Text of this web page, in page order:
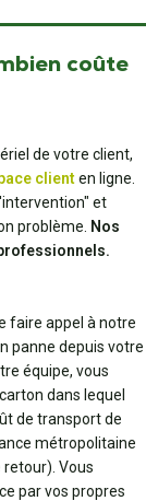
coûte
de votre client,
clienten ligne.
et
problème. Nos
faire appel à notre
panne depuis votre
équipe, vous
dans lequel
de transport de
métropolitaine
retour). Vous
par vos propres